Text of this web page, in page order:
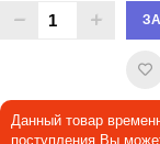
Данный товар
поступления Вы